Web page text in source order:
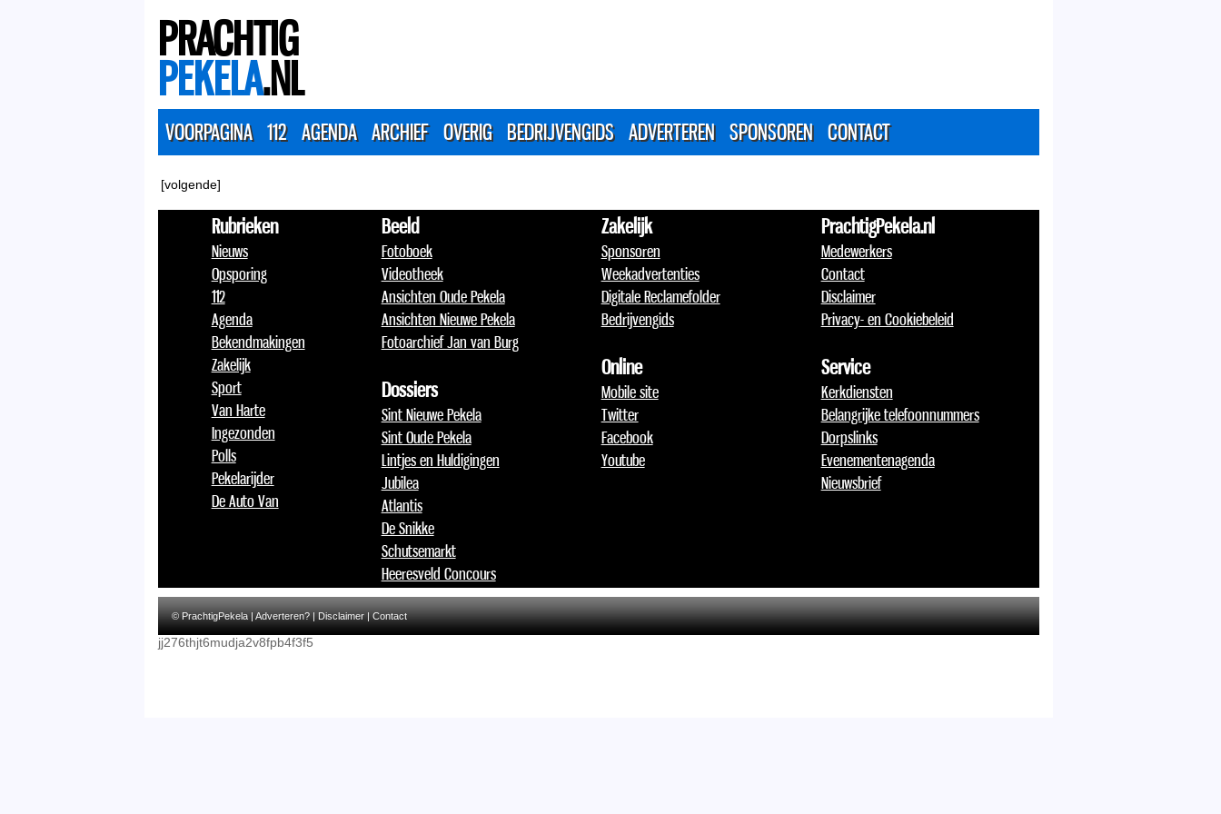
PRACHTIG
PEKELA.NL
VOORPAGINA 112 AGENDA ARCHIEF OVERIG BEDRIJVENGIDS ADVERTEREN SPONSOREN CONTACT
[volgende]
Rubrieken
Nieuws
Opsporing
112
Agenda
Bekendmakingen
Zakelijk
Sport
Van Harte
Ingezonden
Polls
Pekelarijder
De Auto Van
Beeld
Fotoboek
Videotheek
Ansichten Oude Pekela
Ansichten Nieuwe Pekela
Fotoarchief Jan van Burg
Dossiers
Sint Nieuwe Pekela
Sint Oude Pekela
Lintjes en Huldigingen
Jubilea
Atlantis
De Snikke
Schutsemarkt
Heeresveld Concours
Zakelijk
Sponsoren
Weekadvertenties
Digitale Reclamefolder
Bedrijvengids
Online
Mobile site
Twitter
Facebook
Youtube
PrachtigPekela.nl
Medewerkers
Contact
Disclaimer
Privacy- en Cookiebeleid
Service
Kerkdiensten
Belangrijke telefoonnummers
Dorpslinks
Evenementenagenda
Nieuwsbrief
© PrachtigPekela |Adverteren?|Disclaimer|Contact
jj276thjt6mudja2v8fpb4f3f5